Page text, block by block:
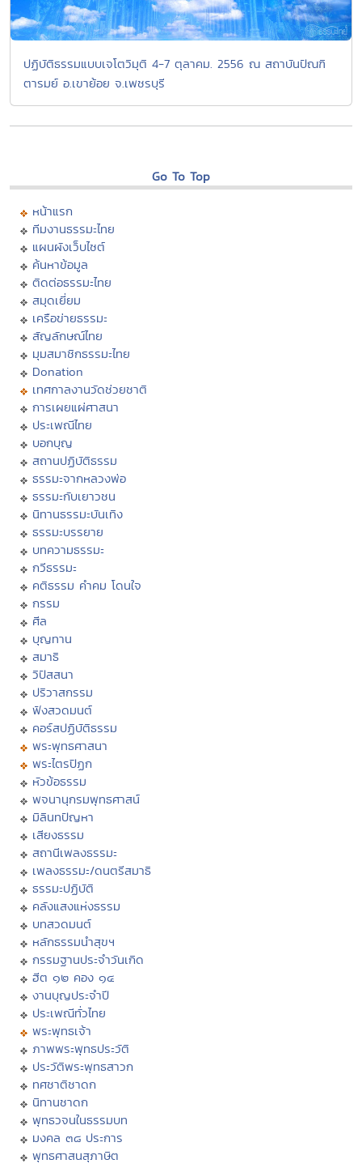
ปฏิบัติธรรมแบบเจโตวิมุติ 4-7 ตุลาคม. 2556 ณ สถาบันปัณฑิ
ตารมย์ อ.เขาย้อย จ.เพชรบุรี
Go To Top
หน้าแรก
ทีมงานธรรมะไทย
แผนผังเว็บไซต์
ค้นหาข้อมูล
ติดต่อธรรมะไทย
สมุดเยี่ยม
เครือข่ายธรรมะ
สัญลักษณ์ไทย
มุมสมาชิกธรรมะไทย
Donation
เทศกาลงานวัดช่วยชาติ
การเผยแผ่ศาสนา
ประเพณีไทย
บอกบุญ
สถานปฏิบัติธรรม
ธรรมะจากหลวงพ่อ
ธรรมะกับเยาวชน
นิทานธรรมะบันเทิง
ธรรมะบรรยาย
บทความธรรมะ
กวีธรรมะ
คติธรรม คำคม โดนใจ
กรรม
ศีล
บุญทาน
สมาธิ
วิปัสสนา
ปริวาสกรรม
ฟังสวดมนต์
คอร์สปฏิบัติธรรม
พระพุทธศาสนา
พระไตรปิฏก
หัวข้อธรรม
พจนานุกรมพุทธศาสน์
มิลินทปัญหา
เสียงธรรม
สถานีเพลงธรรมะ
เพลงธรรมะ/ดนตรีสมาธิ
ธรรมะปฏิบัติ
คลังแสงแห่งธรรม
บทสวดมนต์
หลักธรรมนำสุขฯ
กรรมฐานประจำวันเกิด
ฮีต ๑๒ คอง ๑๔
งานบุญประจำปี
ประเพณีทั่วไทย
พระพุทธเจ้า
ภาพพระพุทธประวัติ
ประวัติพระพุทธสาวก
ทศชาติชาดก
นิทานชาดก
พุทธวจนในธรรมบท
มงคล ๓๘ ประการ
พุทธศาสนสุภาษิต